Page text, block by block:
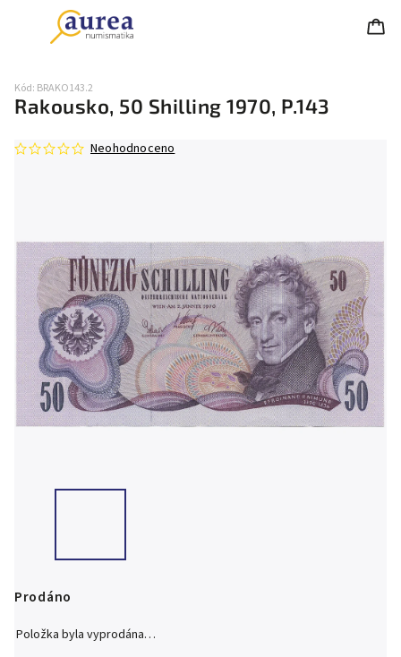
Rakousko, 50 Shilling 1970, P.143
Kód: BRAKO143.2
Neohodnoceno
Prodáno
Položka byla vyprodána…